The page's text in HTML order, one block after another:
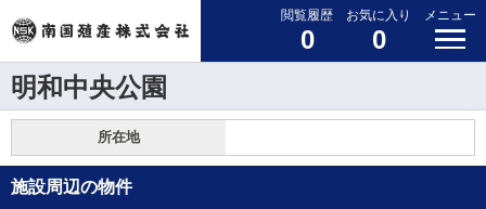
閲覧履歴
0
お気に入り
0
メニュー
明和中央公園
所在地
施設周辺の物件